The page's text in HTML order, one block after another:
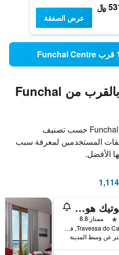
﷼
عرض الصفقة
أعلى الفنادق تقييما بالقرب من Funchal
بعض من أفضل فنادق Funchal Centre حسب تصنيف
المستخدمين لمعرفة سبب
الأفضل.
سيه بوتيك هوتيل
ممتاز 8.8
Travessa do Cabido, 17, فونشال, جزر ماديرا, البرتغال